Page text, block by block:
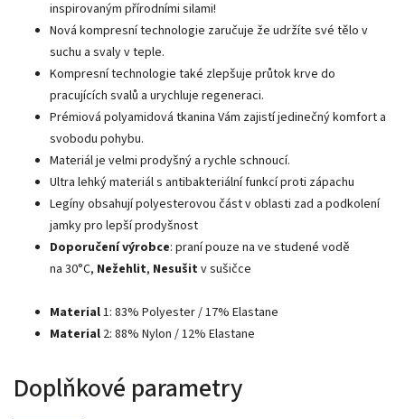
inspirovaným přírodními silami!
Nová kompresní technologie zaručuje že udržíte své tělo v
suchu a svaly v teple.
Kompresní technologie také zlepšuje průtok krve do
pracujících svalů a urychluje regeneraci.
Prémiová polyamidová tkanina Vám zajistí jedinečný komfort a
svobodu pohybu.
Materiál je velmi prodyšný a rychle schnoucí.
Ultra lehký materiál s antibakteriální funkcí proti zápachu
Legíny obsahují polyesterovou část v oblasti zad a podkolení
jamky pro lepší prodyšnost
Doporučení výrobce: praní pouze na ve studené vodě
na 30°C, Nežehlit, Nesušitv sušičce
Material1: 83% Polyester / 17% Elastane
Material 2: 88% Nylon / 12% Elastane
Doplňkové parametry